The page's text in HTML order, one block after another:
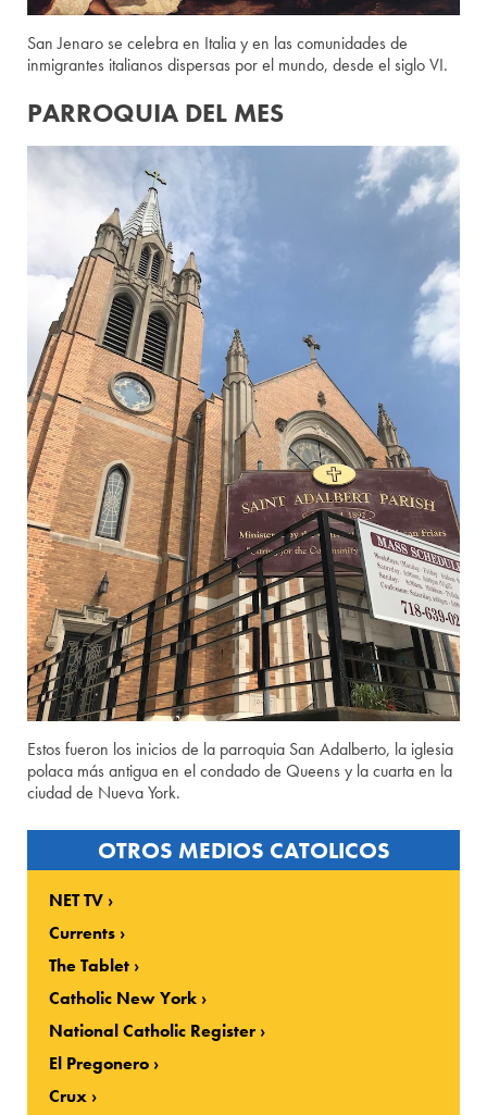
San Jenaro se celebra en Italia y en las comunidades de
inmigrantes italianos dispersas por el mundo, desde el siglo VI.
PARROQUIA DEL MES
Estos fueron los inicios de la parroquia San Adalberto, la iglesia
polaca más antigua en el condado de Queens y la cuarta en la
ciudad de Nueva York.
OTROS MEDIOS CATOLICOS
NET TV
Currents
The Tablet
Catholic New York
National Catholic Register
El Pregonero
Crux